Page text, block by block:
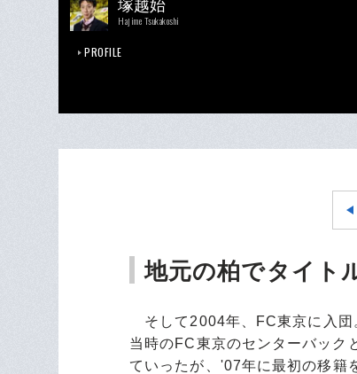
塚越始
Hajime Tsukakoshi
PROFILE
地元の柏でタイト
そして2004年、FC東京に入団
当時のFC東京のセンターバック
ていったが、'07年に最初の移籍